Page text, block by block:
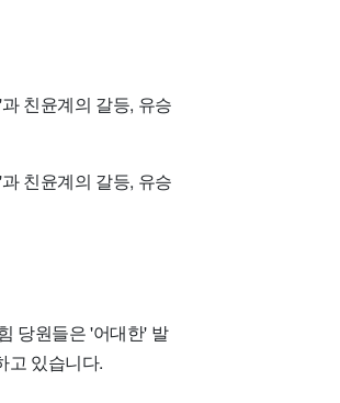
친윤계의 갈등, 유승
친윤계의 갈등, 유승
당원들은 '어대한' 발
고 있습니다.